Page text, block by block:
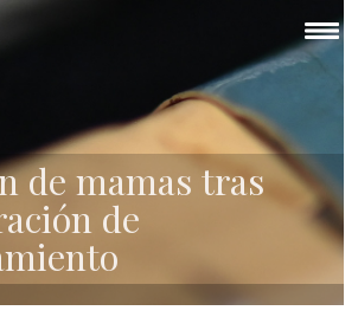
de mamas tras
de